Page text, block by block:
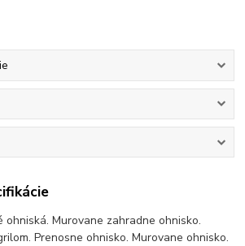
ohniská. Murovane zahradne ohnisko.
Prenosne ohnisko. Murovane ohnisko.